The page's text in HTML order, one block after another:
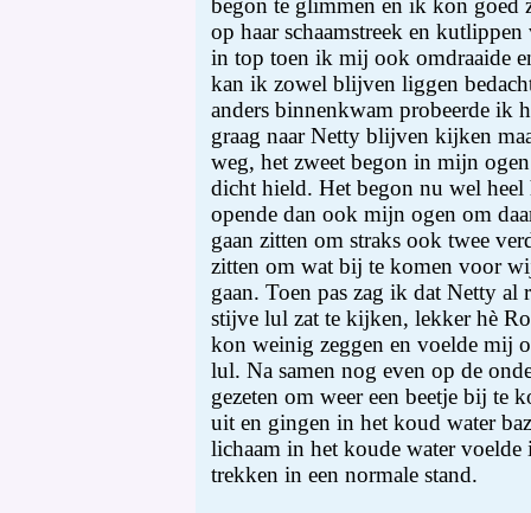
begon te glimmen en ik kon goed
op haar schaamstreek en
in top toen ik mij ook omdraaide
kan ik zowel blijven liggen
anders binnenkwam probeerde ik
graag naar Netty blijven kijken
weg, het zweet begon in mijn
dicht hield. Het begon nu wel heel
opende dan ook mijn ogen om
gaan zitten om straks ook twee
zitten om wat bij te komen voor
gaan. Toen pas zag ik dat Netty al
stijve lul zat te kijken, lekker hè
kon weinig zeggen en voelde mij
lul. Na samen nog even op de
gezeten om weer een beetje bij te
uit en gingen in het koud water
lichaam in het koude water
trekken in een normale stand.